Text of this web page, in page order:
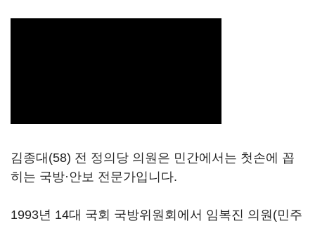
김종대(58) 전 정의당 의원은 민간에서는 첫손에 꼽
히는 국방·안보 전문가입니다.
1993년 14대 국회 국방위원회에서 임복진 의원(민주